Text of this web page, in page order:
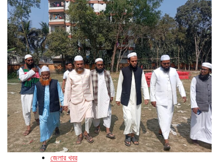
জেলার খবর